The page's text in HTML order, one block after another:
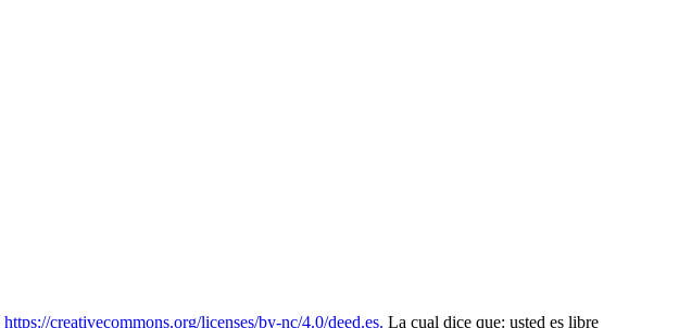
https://creativecommons.org/licenses/by-nc/4.0/deed.es. La cual dice que: usted es libre